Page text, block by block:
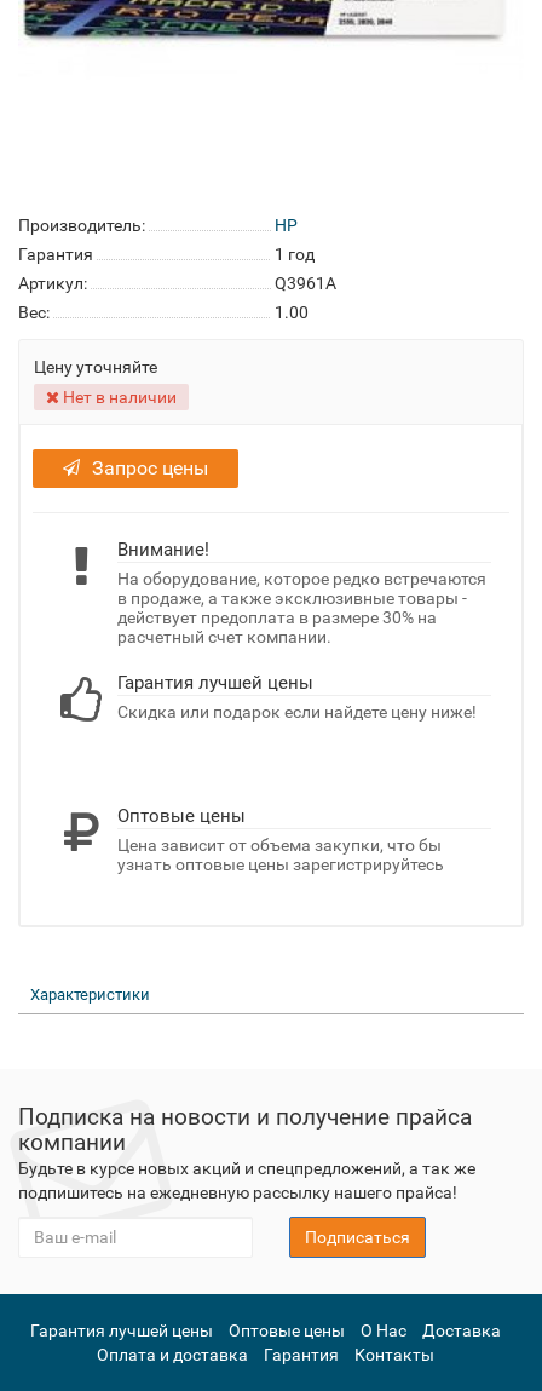
Производитель:
HP
Гарантия
1 год
Артикул:
Q3961A
Вес:
1.00
Цену уточняйте
Нет в наличии
Запрос цены
Внимание!
На оборудование, которое редко встречаются
в продаже, а также эксклюзивные товары -
действует предоплата в размере 30% на
расчетный счет компании.
Гарантия лучшей цены
Скидка или подарок если найдете цену ниже!
Оптовые цены
Цена зависит от объема закупки, что бы
узнать оптовые цены зарегистрируйтесь
Характеристики
Подписка на новости и получение прайса
компании
Будьте в курсе новых акций и спецпредложений, а так же
подпишитесь на ежедневную рассылку нашего прайса!
Подписаться
Гарантия лучшей цены Оптовые цены О Нас
Доставка
Оплата и доставка
Гарантия Контакты